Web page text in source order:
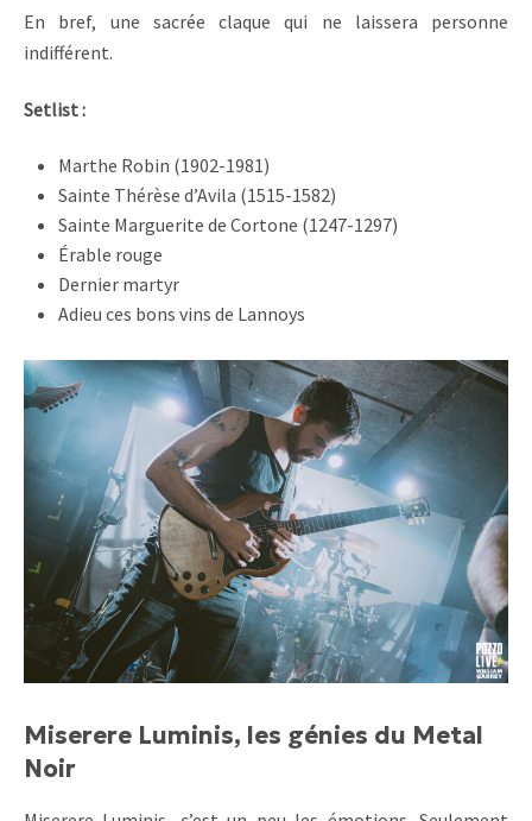
En bref, une sacrée claque qui ne laissera personne
indifférent.
Setlist :
Marthe Robin (1902-1981)
Sainte Thérèse d’Avila (1515-1582)
Sainte Marguerite de Cortone (1247-1297)
Érable rouge
Dernier martyr
Adieu ces bons vins de Lannoys
Miserere Luminis, les génies du Metal
Noir